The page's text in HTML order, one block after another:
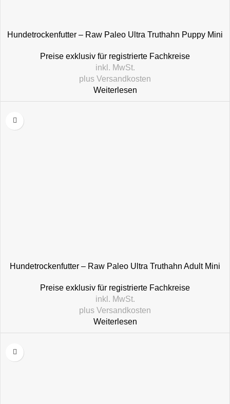
Hundetrockenfutter – Raw Paleo Ultra Truthahn Puppy Mini
Preise exklusiv für registrierte Fachkreise
inkl. MwSt.
plus Versandkosten
Weiterlesen
Hundetrockenfutter – Raw Paleo Ultra Truthahn Adult Mini
Preise exklusiv für registrierte Fachkreise
inkl. MwSt.
plus Versandkosten
Weiterlesen